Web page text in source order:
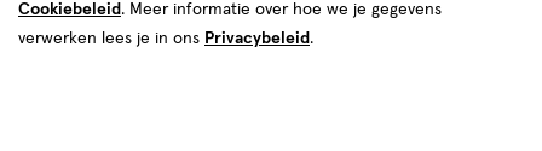
Gratisretourneren
Meer voordeel
Cookiebeleid . Meer informatie over hoe we je gegevens
verwerken lees je in ons Privacybeleid .